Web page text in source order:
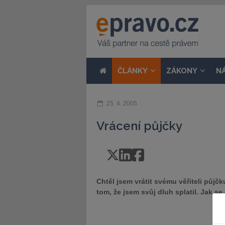
ČLÁNKY ZÁKONY
25. 4. 2005
Vrácení půjčky
Chtěl jsem vrátit svému věřiteli
tom, že jsem svůj dluh splatil. Jak